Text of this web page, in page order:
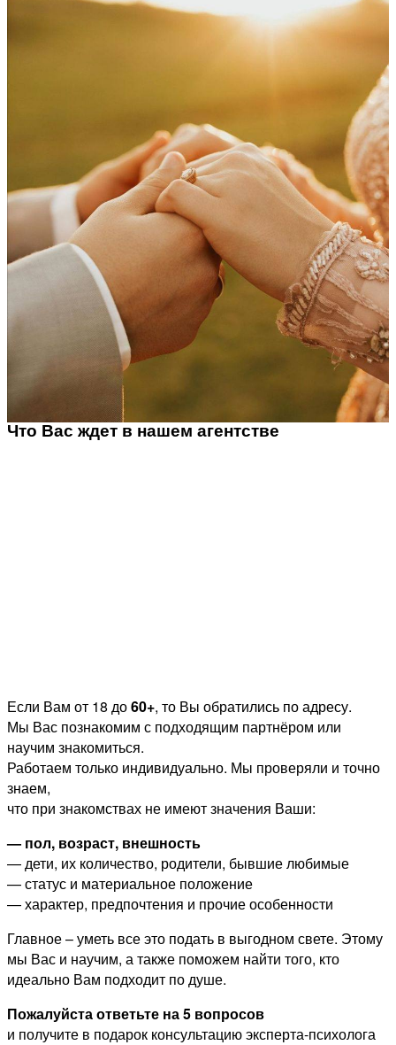
Что Вас ждет в нашем агентстве
Если Вам от 18 до60+, то Вы обратились по адресу.
Мы Вас познакомим с подходящим партнёром или
научим знакомиться.
Работаем только индивидуально. Мы проверяли и точно
знаем,
что при знакомствах не имеют значения Ваши:
— пол, возраст, внешность
— дети, их количество, родители, бывшие любимые
— статус и материальное положение
— характер, предпочтения и прочие особенности
Главное – уметь все это подать в выгодном свете. Этому
мы Вас и научим, а также поможем найти того, кто
идеально Вам подходит по душе.
Пожалуйста ответьте на 5 вопросов
и получите в подарок консультацию эксперта-психолога